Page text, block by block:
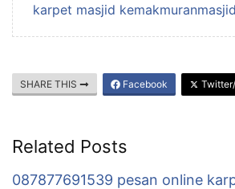
karpet masjid
SHARE THIS Facebook
Related Posts
087877691539 pesan online